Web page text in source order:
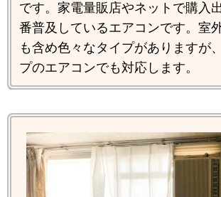
です。家電量販店やネットで購入
番普及しているエアコンです。室
も含め色々なタイプがありますが
プのエアコンでも対応します。